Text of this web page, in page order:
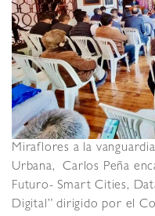
Miraflores a la
Urbana, Carlos Peña
Futuro- Smart Cities,
Digital” dirigido por el